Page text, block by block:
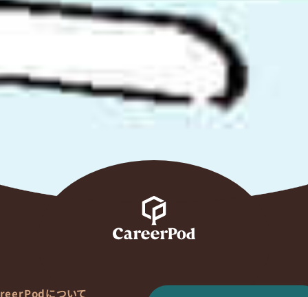
について